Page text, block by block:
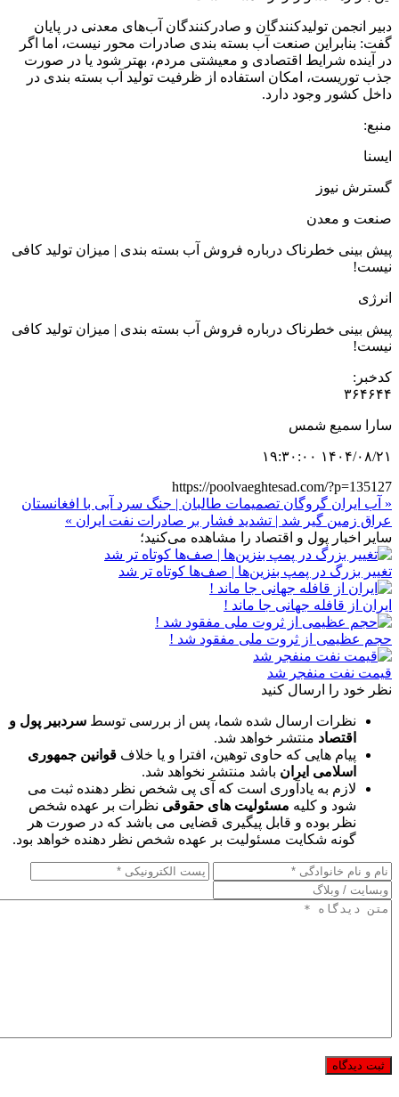
دبیر انجمن تولیدکنندگان و صادرکنندگان آب‌های معدنی در پایان
گفت: بنابراین صنعت آب بسته بندی صادرات محور نیست، اما اگر
در آینده شرایط اقتصادی و معیشتی مردم، بهتر شود یا در صورت
جذب توریست، امکان استفاده از ظرفیت تولید آب بسته بندی در
داخل کشور وجود دارد.
منبع:
ايسنا
گسترش نیوز
صنعت و معدن
پیش بینی خطرناک درباره فروش آب بسته بندی | میزان تولید کافی
نیست!
انرژی
پیش بینی خطرناک درباره فروش آب بسته بندی | میزان تولید کافی
نیست!
کدخبر:
۳۶۴۶۴۴
سارا سمیع شمس
۱۴۰۴/۰۸/۲۱ ۱۹:۳۰:۰۰
https://poolvaeghtesad.com/?p=135127
« آب ایران گروگان تصمیمات طالبان | جنگ سرد آبی با افغانستان
عراق زمین گیر شد | تشدید فشار بر صادرات نفت ایران »
سایر اخبار پول و اقتصاد را مشاهده می‌کنید؛
تغییر بزرگ در پمپ بنزین‌ها | صف‌ها کوتاه تر شد
ایران از قافله جهانی جا ماند !
حجم عظیمی از ثروت ملی مفقود شد !
قیمت نفت منفجر شد
نظر خود را ارسال کنید
نظرات ارسال شده شما، پس از بررسی توسط سردبیر پول و
اقتصاد منتشر خواهد شد.
پیام هایی که حاوی توهین، افترا و یا خلاف قوانین جمهوری
اسلامی ایران باشد منتشر نخواهد شد.
لازم به یادآوری است که آی پی شخص نظر دهنده ثبت می
شود و کلیه مسئولیت های حقوقی نظرات بر عهده شخص
نظر بوده و قابل پیگیری قضایی می باشد که در صورت هر
گونه شکایت مسئولیت بر عهده شخص نظر دهنده خواهد بود.